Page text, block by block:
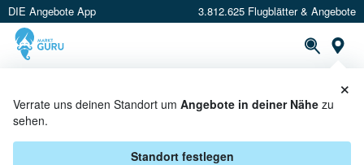
DIE Angebote App 3.812.625 Flugblätter & Angebote
Verrate uns deinen Standort um Angebote in deiner Nähe zu
sehen.
Standort festlegen
×
BALISTO ANGEBOTE IN